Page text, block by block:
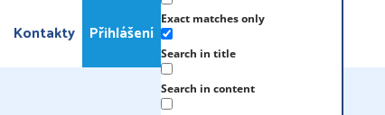
Kontakty Přihlášení
Exact matches only
Search in title
Search in content